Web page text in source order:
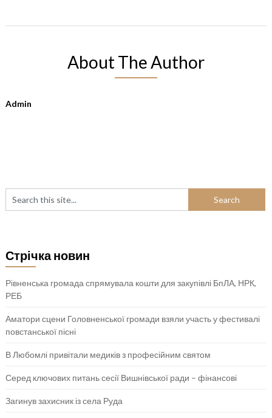
About The Author
Admin
Стрічка новин
Рівненська громада спрямувала кошти для закупівлі БпЛА, НРК,
РЕБ
Аматори сцени Головненської громади взяли участь у фестивалі
повстанської пісні
В Любомлі привітали медиків з професійним святом
Серед ключових питань сесії Вишнівської ради – фінансові
Загинув захисник із села Руда